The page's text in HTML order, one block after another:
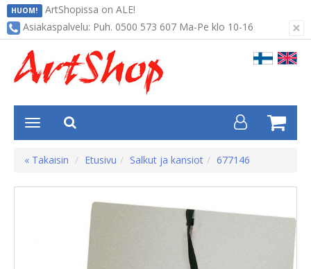
HUOM! ArtShopissa on ALE!
×
Asiakaspalvelu: Puh. 0500 573 607 Ma-Pe klo 10-16
« Takaisin Etusivu Salkut ja kansiot 677146